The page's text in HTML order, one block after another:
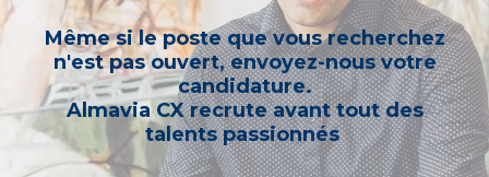
Même si le poste que vous recherchez
n'est pas ouvert, envoyez-nous votre
candidature.
Almavia CX recrute avant tout des
talents passionnés